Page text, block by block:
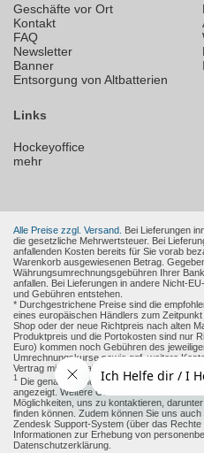
Geschäfte vor Ort
Kontakt
FAQ
Newsletter
Banner
Entsorgung von Altbatterien
Links
Hockeyoffice
mehr
Alle Preise zzgl. Versand. Bei Lieferungen
die gesetzliche Mehrwertsteuer. Bei
anfallenden Kosten bereits für Sie vorab
Warenkorb ausgewiesenen Betrag.
Währungsumrechnungsgebühren Ihrer
anfallen. Bei Lieferungen in andere Nicht-
und Gebühren entstehen.
* Durchgestrichene Preise sind die
eines europäischen Händlers zum
Shop oder der neue Richtpreis nach alten
Produktpreis und die Portokosten sind nur
Euro) kommen noch Gebühren des
Umrechnungskurse sowie ggf. weitere
Vertrag mit den Zahlungsanbieter.
1 Die genaue Höhe des Rabattes wird
angezeigt. Weitere Online-
Möglichkeiten, uns zu kontaktieren,
finden können. Zudem können Sie uns
Zendesk Support-System (über das
Informationen zur Erhebung von
Datenschutzerklärung.